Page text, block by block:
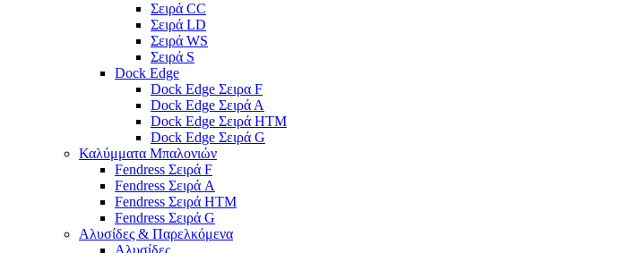
Σειρά CC
Σειρά LD
Σειρά WS
Σειρά S
Dock Edge
Dock Edge Σειρα F
Dock Edge Σειρά Α
Dock Edge Σειρά HTM
Dock Edge Σειρά G
Καλύμματα Μπαλονιών
Fendress Σειρά F
Fendress Σειρά A
Fendress Σειρά HTM
Fendress Σειρά G
Αλυσίδες & Παρελκόμενα
Αλυσίδες